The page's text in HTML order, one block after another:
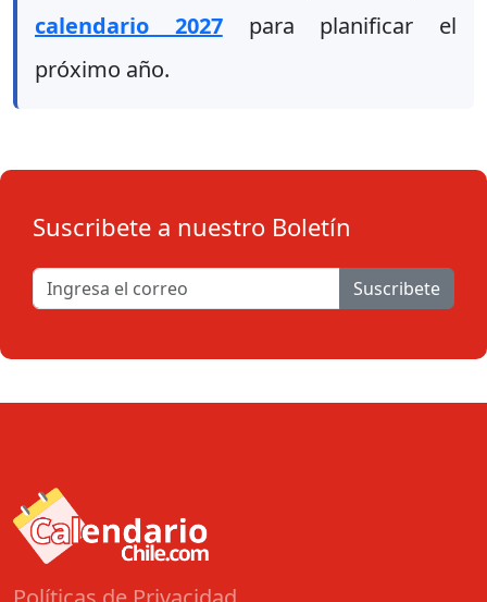
calendario 2027para planificar el
próximo año.
Suscribete a nuestro Boletín
Suscribete